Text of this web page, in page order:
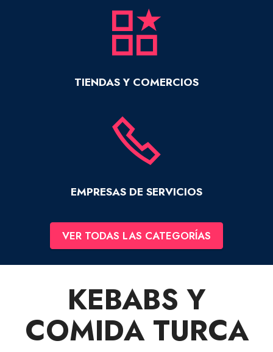
TIENDAS Y COMERCIOS
EMPRESAS DE SERVICIOS
VER TODAS LAS CATEGORÍAS
KEBABS Y
COMIDA TURCA